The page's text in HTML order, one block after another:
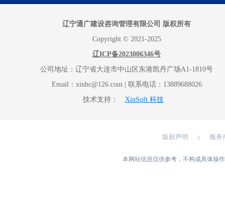
辽宁通广建设咨询管理有限公司 版权所有
Copyright © 2021-2025
辽ICP备2023006346号
公司地址：辽宁省大连市中山区东港凯丹广场A1-1810号
Email：xinhc@126.com | 联系电话：13889688026
技术支持：
XinSoft 科技
版权声明 | 服务
本网站信息仅供参考，不构成具体操